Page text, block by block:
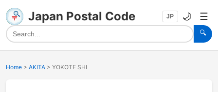
Japan Postal Code
🔍
JP 🌙 ☰
Home > AKITA > YOKOTE SHI